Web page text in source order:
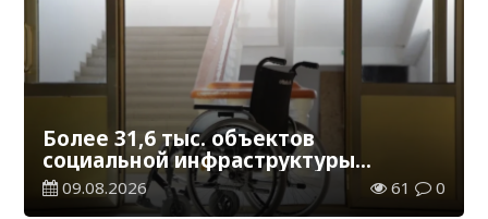
Более 31,6 тыс. объектов
социальной инфраструктуры
адаптированы для лиц с
инвалидностью
09.08.2026 61 0